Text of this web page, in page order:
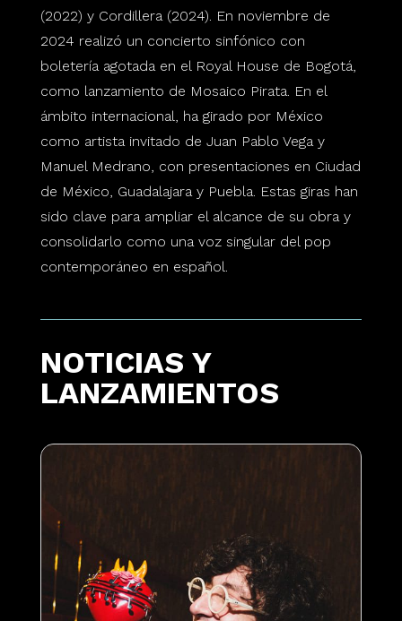
(2022) y Cordillera (2024). En noviembre de
2024 realizó un concierto sinfónico con
boletería agotada en el Royal House de Bogotá,
como lanzamiento de Mosaico Pirata. En el
ámbito internacional, ha girado por México
como artista invitado de Juan Pablo Vega y
Manuel Medrano, con presentaciones en Ciudad
de México, Guadalajara y Puebla. Estas giras han
sido clave para ampliar el alcance de su obra y
consolidarlo como una voz singular del pop
contemporáneo en español.
NOTICIAS Y
LANZAMIENTOS